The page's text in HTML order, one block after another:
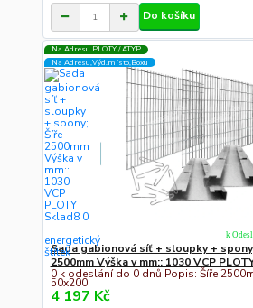
Do košíku
Na Adresu PLOTY / ATYP
Na Adresu,Výd.místo,Boxu
Sada gabionová síť + sloupky +
2500mm Výška v mm:: 1030 VCP
0 k odeslání do 0 dnů Popis: Šíře
50x200
4 197 Kč
k